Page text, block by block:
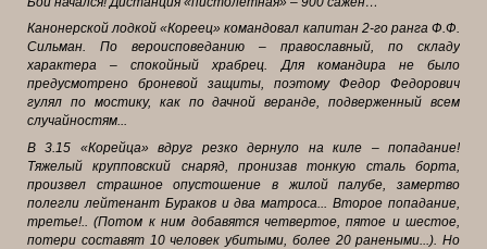
Канонерской лодкой «Кореец» командовал капитан 2-го ранга Ф.Ф.
Сильман. По вероисповеданию – православный, по складу
характера – спокойный храбрец. Для командира не было
предусмотрено броневой защиты, поэтому Федор Федорович
гулял по мостику, как по дачной веранде, подверженный всем
случайностям...
В 3.15 «Корейца» вдруг резко дернуло на киле – попадание!
Тяжелый крупповский снаряд, пронизав тонкую сталь борта,
произвел страшное опустошение в жилой палубе, замертво
полегли лейтенант Бураков и два матроса... Второе попадание,
третье!.. (Потом к ним добавятся четвертое, пятое и шестое,
потери составят 10 человек убитыми, более 20 ранеными...). Но